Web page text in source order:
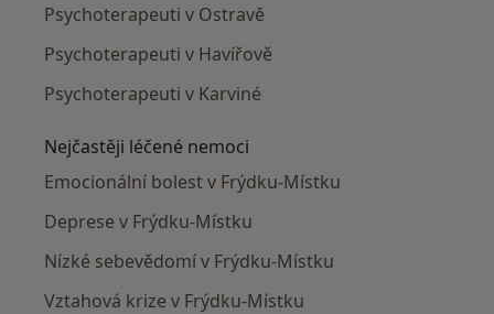
Psychoterapeuti v Ostravě
Psychoterapeuti v Havířově
Psychoterapeuti v Karviné
Nejčastěji léčené nemoci
Emocionální bolest v Frýdku-Místku
Deprese v Frýdku-Místku
Nízké sebevědomí v Frýdku-Místku
Vztahová krize v Frýdku-Místku